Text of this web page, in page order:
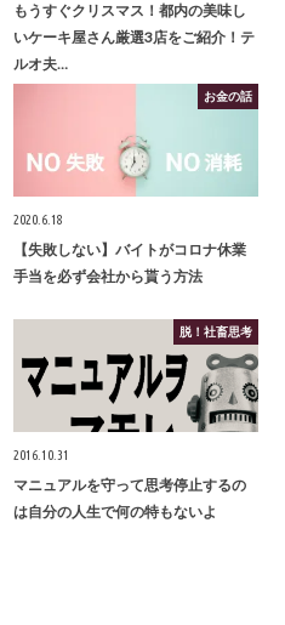
もうすぐクリスマス！都内の美味し
いケーキ屋さん厳選3店をご紹介！テ
ルオ夫…
お金の話
2020.6.18
【失敗しない】バイトがコロナ休業
手当を必ず会社から貰う方法
脱！社畜思考
2016.10.31
マニュアルを守って思考停止するの
は自分の人生で何の特もないよ